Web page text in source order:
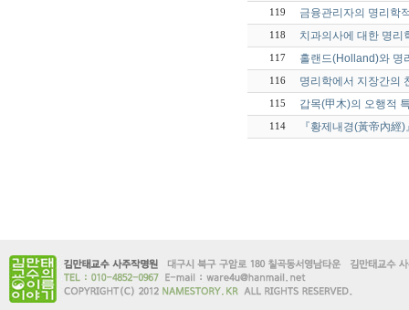
119 금융관리자의 명리학
118 치과의사에 대한 명리
117 홀랜드(Holland)와 명
116 명리학에서 지장간의
115 갑목(甲木)의 오행적
114 『황제내경(黃帝內